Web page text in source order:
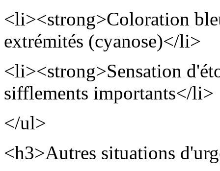
<li><strong>Coloration
extrémités (cyanose)</li>
<li><strong>Sensation
sifflements importants</li>
</ul>
<h3>Autres situations